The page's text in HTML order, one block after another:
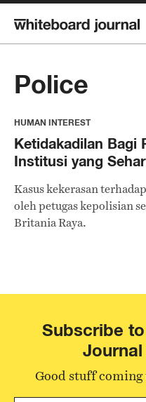
Police
HUMAN INTEREST
Ketidakadilan Bagi
Institusi yang
Kasus kekerasan
oleh petugas kepolisian
Britania Raya.
Subscribe
Good stuff